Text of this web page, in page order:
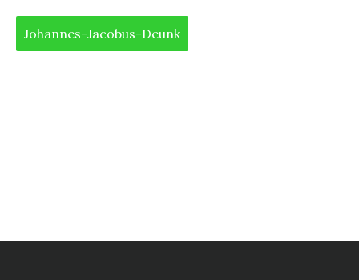
Johannes-Jacobus-Deunk